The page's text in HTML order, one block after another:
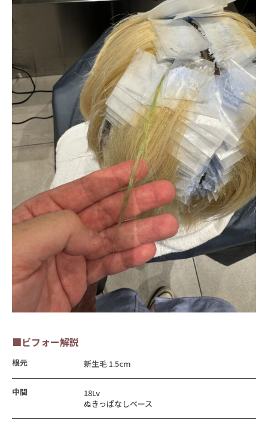
■ビフォー解説
根元 新生毛 1.5cm
中間
18Lv
ぬきっぱなしベース